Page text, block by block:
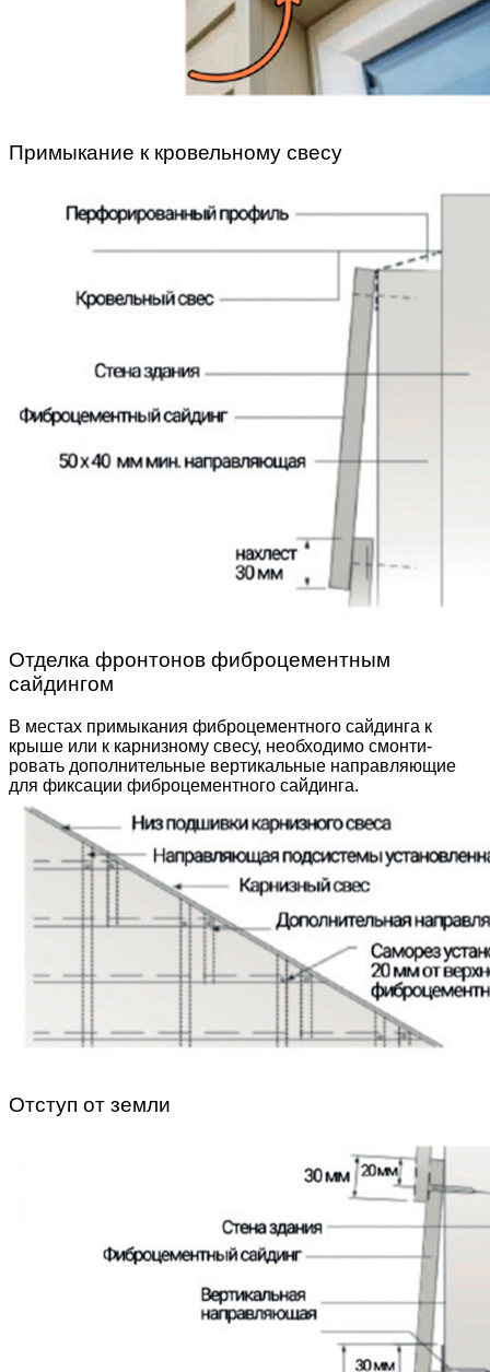
Примыкание к кровельному свесу
Отделка фронтонов фиброцементным
сайдингом
В местах примыкания фиброцементного сайдинга к
крыше или к карнизному свесу, необходимо смонти­
ровать дополнительные вертикальные направляю­щие
для фиксации фиброцементного сайдинга.
Отступ от земли